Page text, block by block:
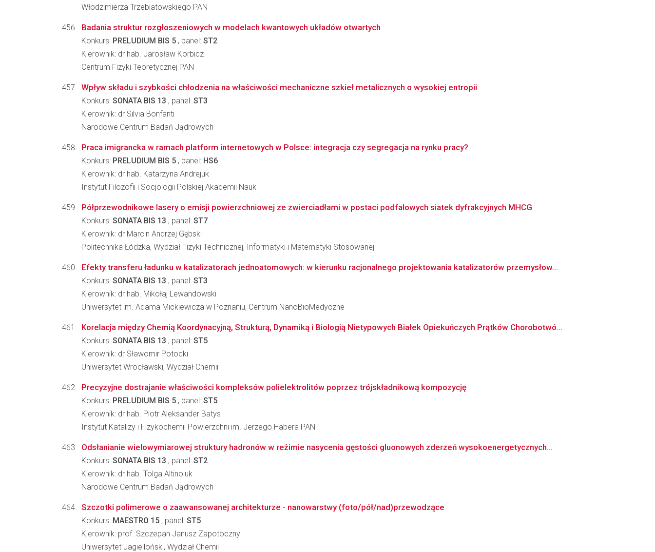
Włodzimierza Trzebiatowskiego PAN
Badania struktur rozgłoszeniowych w modelach kwantowych układów otwartych
Konkurs: PRELUDIUM BIS 5 , panel: ST2
Kierownik: dr hab. Jarosław Korbicz
Centrum Fizyki Teoretycznej PAN
Wpływ składu i szybkości chłodzenia na właściwości mechaniczne szkieł metalicznych o wysokiej entropii
Konkurs: SONATA BIS 13 , panel: ST3
Kierownik: dr Silvia Bonfanti
Narodowe Centrum Badań Jądrowych
Praca imigrancka w ramach platform internetowych w Polsce: integracja czy segregacja na rynku pracy?
Konkurs: PRELUDIUM BIS 5 , panel: HS6
Kierownik: dr hab. Katarzyna Andrejuk
Instytut Filozofii i Socjologii Polskiej Akademii Nauk
Półprzewodnikowe lasery o emisji powierzchniowej ze zwierciadłami w postaci podfalowych siatek dyfrakcyjnych MHCG
Konkurs: SONATA BIS 13 , panel: ST7
Kierownik: dr Marcin Andrzej Gębski
Politechnika Łódzka, Wydział Fizyki Technicznej, Informatyki i Matematyki Stosowanej
Efekty transferu ładunku w katalizatorach jednoatomowych: w kierunku racjonalnego projektowania katalizatorów przemysłow...
Konkurs: SONATA BIS 13 , panel: ST3
Kierownik: dr hab. Mikołaj Lewandowski
Uniwersytet im. Adama Mickiewicza w Poznaniu, Centrum NanoBioMedyczne
Korelacja między Chemią Koordynacyjną, Strukturą, Dynamiką i Biologią Nietypowych Białek Opiekuńczych Prątków Chorobotwó...
Konkurs: SONATA BIS 13 , panel: ST5
Kierownik: dr Sławomir Potocki
Uniwersytet Wrocławski, Wydział Chemii
Precyzyjne dostrajanie właściwości kompleksów polielektrolitów poprzez trójskładnikową kompozycję
Konkurs: PRELUDIUM BIS 5 , panel: ST5
Kierownik: dr hab. Piotr Aleksander Batys
Instytut Katalizy i Fizykochemii Powierzchni im. Jerzego Habera PAN
Odsłanianie wielowymiarowej struktury hadronów w reżimie nasycenia gęstości gluonowych zderzeń wysokoenergetycznych...
Konkurs: SONATA BIS 13 , panel: ST2
Kierownik: dr hab. Tolga Altinoluk
Narodowe Centrum Badań Jądrowych
Szczotki polimerowe o zaawansowanej architekturze - nanowarstwy (foto/pół/nad)przewodzące
Konkurs: MAESTRO 15 , panel: ST5
Kierownik: prof. Szczepan Janusz Zapotoczny
Uniwersytet Jagielloński, Wydział Chemii